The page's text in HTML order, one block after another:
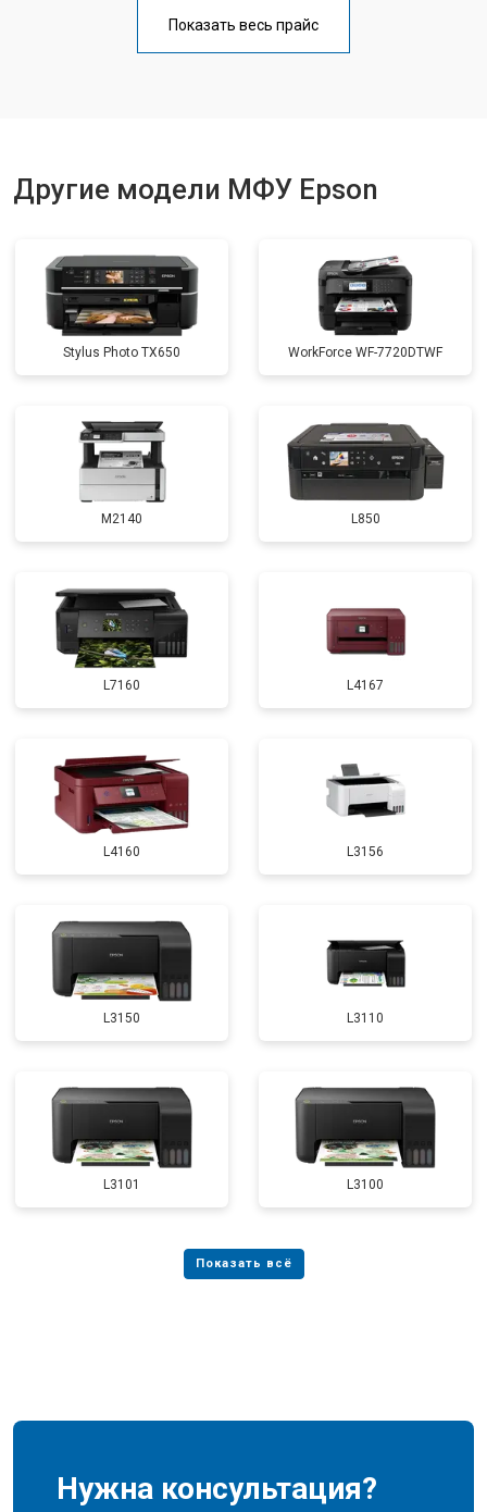
Замена блока питания от 2500 ₽
Показать весь прайс
Другие модели МФУ Epson
Stylus Photo TX650 WorkForce WF-7720DTWF
M2140 L850
L7160 L4167
L4160 L3156
L3150 L3110
L3101 L3100
Нужна консультация?